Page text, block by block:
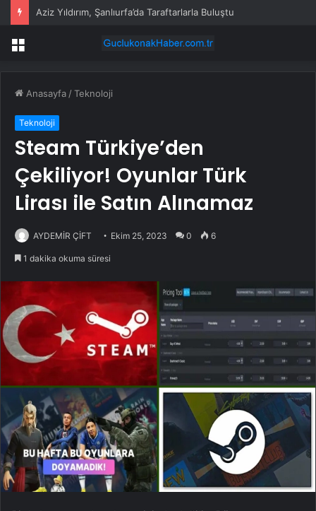
Aziz Yıldırım, Şanlıurfa’da Taraftarlarla Buluştu
Menü
Anasayfa /Teknoloji
Teknoloji
Steam Türkiye’den
Çekiliyor! Oyunlar Türk
Lirası ile Satın Alınamaz
AYDEMİR ÇİFT Ekim 25, 2023 0 6
1 dakika okuma süresi